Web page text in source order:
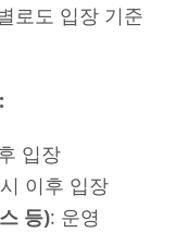
로도 입장 기준
입장
이후 입장
등): 운영